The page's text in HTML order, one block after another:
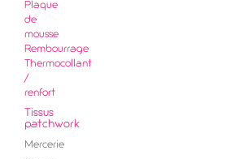
Plaque
de
mousse
Rembourrage
Thermocollant
/
renfort
Tissus
patchwork
Mercerie